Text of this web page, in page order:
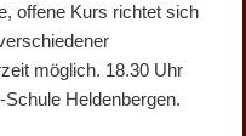
offene Kurs richtet sich
möglich. 18.30 Uhr
Heldenbergen.